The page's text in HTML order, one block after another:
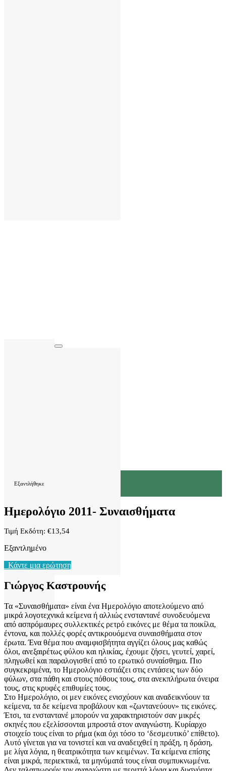
Εξαντλήθηκε
Ημερολόγιο 2011- Συναισθήματα
Τιμή Εκδότη: €13,54
Εξαντλημένο
Κάντε μια ερώτηση
Γιώργος Καστρουνής
Τα «Συναισθήματα» είναι ένα Ημερολόγιο αποτελούμενο από
μικρά λογοτεχνικά κείμενα ή αλλιώς ενσταντανέ συνοδευόμενα
από ασπρόμαυρες συλλεκτικές ρετρό εικόνες με θέμα τα ποικίλα,
έντονα, και πολλές φορές αντικρουόμενα συναισθήματα στον
έρωτα. Ένα θέμα που αναμφισβήτητα αγγίζει όλους μας καθώς
όλοι, ανεξαιρέτως φύλου και ηλικίας, έχουμε ζήσει, γευτεί, χαρεί,
πληγωθεί και παραλογισθεί από το ερωτικό συναίσθημα. Πιο
συγκεκριμένα, το Ημερολόγιο εστιάζει στις εντάσεις των δύο
φύλων, στα πάθη και στους πόθους τους, στα ανεκπλήρωτα όνειρα
τους, στις κρυφές επιθυμίες τους.
Στο Ημερολόγιο, οι μεν εικόνες ενισχύουν και αναδεικνύουν τα
κείμενα, τα δε κείμενα προβάλουν και «ζωντανεύουν» τις εικόνες.
Έτσι, τα ενσταντανέ μπορούν να χαρακτηριστούν σαν μικρές
σκηνές που εξελίσσονται μπροστά στον αναγνώστη. Κυρίαρχο
στοιχείο τους είναι το ρήμα (και όχι τόσο το ‘δεσμευτικό’ επίθετο).
Αυτό γίνεται για να τονιστεί και να αναδειχθεί η πράξη, η δράση,
με λίγα λόγια, η θεατρικότητα των κειμένων. Τα κείμενα επίσης
είναι μικρά, περιεκτικά, τα μηνύματά τους είναι συμπυκνωμένα.